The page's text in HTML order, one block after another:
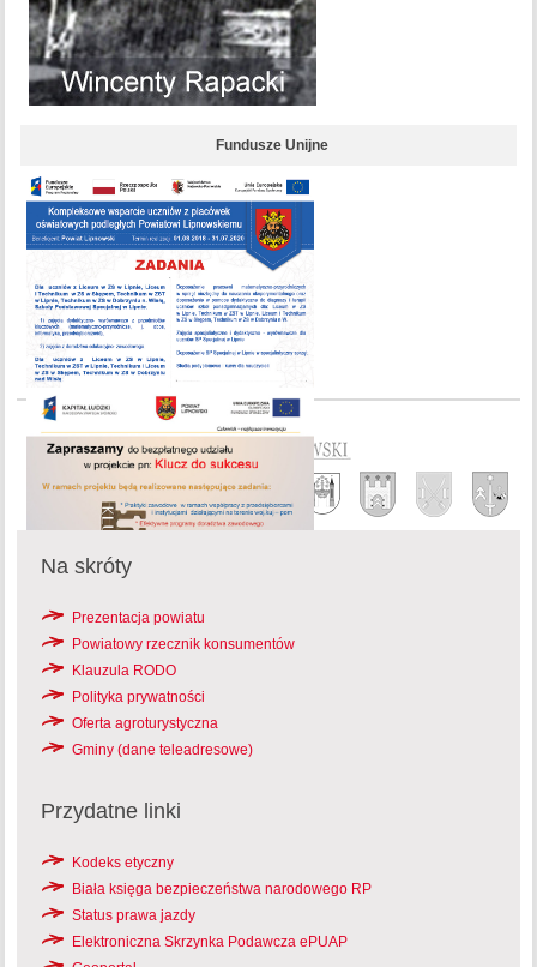
Fundusze Unijne
Na skróty
Prezentacja powiatu
Powiatowy rzecznik konsumentów
Klauzula RODO
Polityka prywatności
Oferta agroturystyczna
Gminy (dane teleadresowe)
Przydatne linki
Kodeks etyczny
Biała księga bezpieczeństwa narodowego RP
Status prawa jazdy
Elektroniczna Skrzynka Podawcza ePUAP